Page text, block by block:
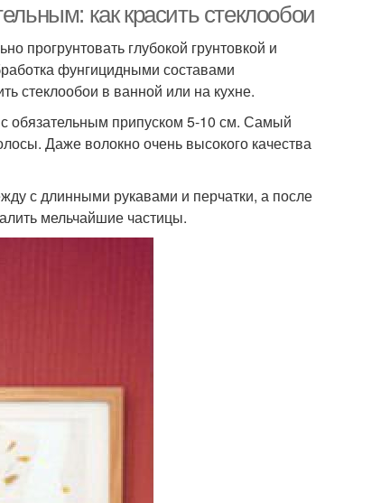
как красить стеклообои
прогрунтовать глубокой грунтовкой и
фунгицидными составами
стеклообои в ванной или на кухне.
обязательным припуском 5-10 см. Самый
Даже волокно очень высокого качества
с длинными рукавами и перчатки, а после
мельчайшие частицы.